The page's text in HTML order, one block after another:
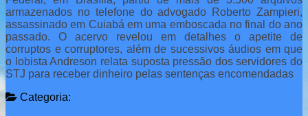
armazenados no telefone do advogado Roberto Zampieri,
assassinado em Cuiabá em uma emboscada no final do ano
passado. O acervo revelou em detalhes o apetite de
corruptos e corruptores, além de sucessivos áudios em que
o lobista Andreson relata suposta pressão dos servidores do
STJ para receber dinheiro pelas sentenças encomendadas
Categoria: